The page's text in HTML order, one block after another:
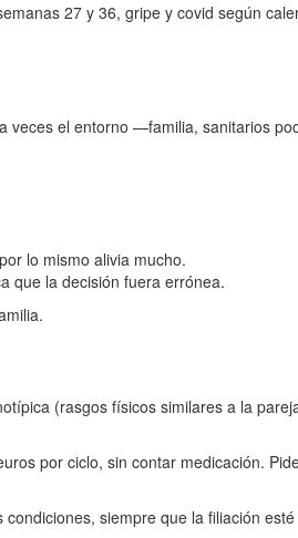
27 y 36, gripe y covid según
veces el entorno —familia, sanitarios
lo mismo alivia mucho.
que la decisión fuera errónea.
(rasgos físicos similares a la
por ciclo, sin contar medicación.
siempre que la filiación